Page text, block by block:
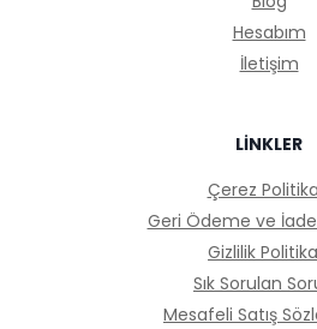
Hesabım
İletişim
LİNKLER
Çerez
Geri Ödeme ve İade
Gizlilik
Sık Sorulan
Mesafeli Satış